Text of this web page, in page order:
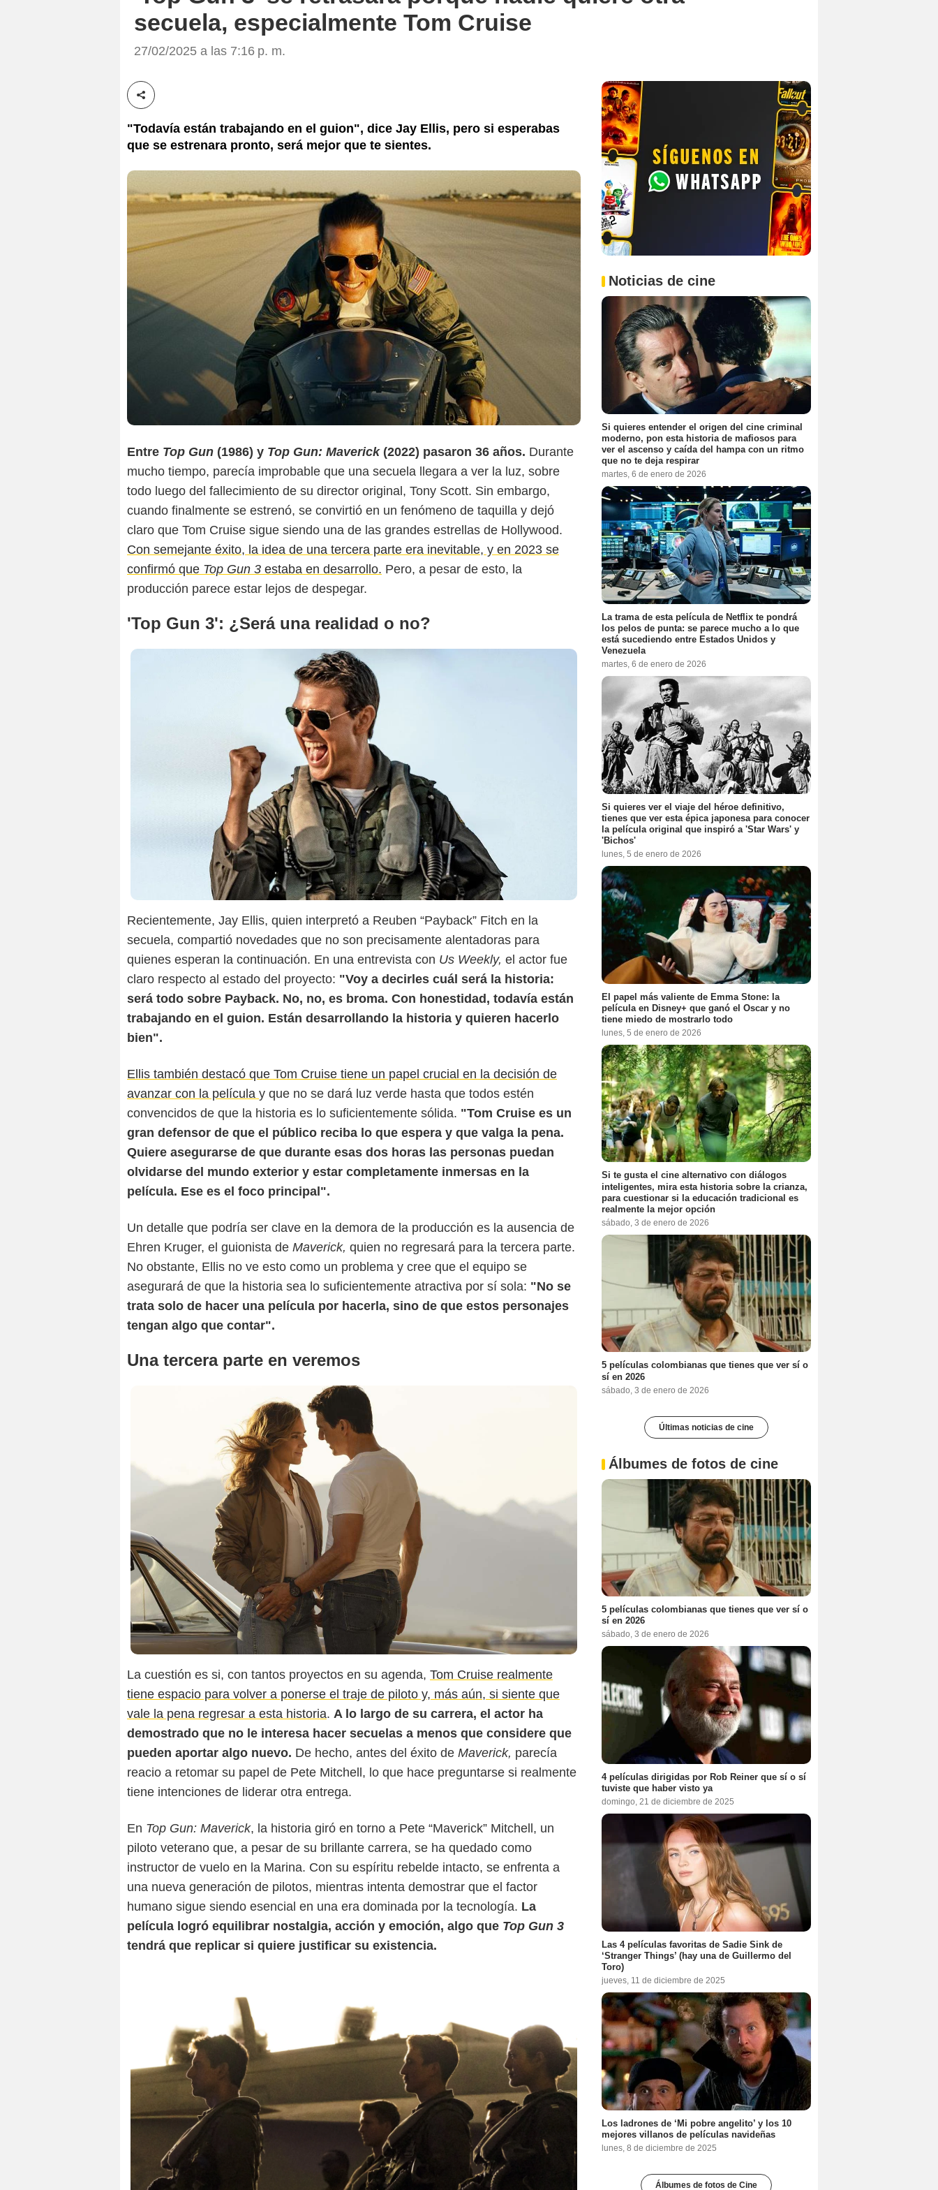
secuela, especialmente Tom Cruise
27/02/2025 a las 7:16 p. m.
Compartir esta noticia
"Todavía están trabajando en el guion", dice Jay Ellis, pero si esperabas
que se estrenara pronto, será mejor que te sientes.
Entre Top Gun (1986) y Top Gun: Maverick(2022) pasaron 36 años. Durante
mucho tiempo, parecía improbable que una secuela llegara a ver la luz, sobre
todo luego del fallecimiento de su director original, Tony Scott. Sin embargo,
cuando finalmente se estrenó, se convirtió en un fenómeno de taquilla y dejó
claro que Tom Cruise sigue siendo una de las grandes estrellas de Hollywood.
Con semejante éxito, la idea de una tercera parte era inevitable, y en 2023 se
confirmó que Top Gun 3 estaba en desarrollo. Pero, a pesar de esto, la
producción parece estar lejos de despegar.
'Top Gun 3': ¿Será una realidad o no?
Aleteia
Recientemente, Jay Ellis, quien interpretó a Reuben “Payback” Fitch en la
secuela, compartió novedades que no son precisamente alentadoras para
quienes esperan la continuación. En una entrevista con Us Weekly, el actor fue
claro respecto al estado del proyecto: "Voy a decirles cuál será la historia:
será todo sobre Payback. No, no, es broma. Con honestidad, todavía están
trabajando en el guion. Están desarrollando la historia y quieren hacerlo
bien".
Ellis también destacó que Tom Cruise tiene un papel crucial en la decisión de
avanzar con la película y que no se dará luz verde hasta que todos estén
convencidos de que la historia es lo suficientemente sólida. "Tom Cruise es un
gran defensor de que el público reciba lo que espera y que valga la pena.
Quiere asegurarse de que durante esas dos horas las personas puedan
olvidarse del mundo exterior y estar completamente inmersas en la
película. Ese es el foco principal".
Un detalle que podría ser clave en la demora de la producción es la ausencia de
Ehren Kruger, el guionista de Maverick, quien no regresará para la tercera parte.
No obstante, Ellis no ve esto como un problema y cree que el equipo se
asegurará de que la historia sea lo suficientemente atractiva por sí sola: "No se
trata solo de hacer una película por hacerla, sino de que estos personajes
tengan algo que contar".
Una tercera parte en veremos
La cuestión es si, con tantos proyectos en su agenda, Tom Cruise realmente
tiene espacio para volver a ponerse el traje de piloto y, más aún, si siente que
vale la pena regresar a esta historia. A lo largo de su carrera, el actor ha
demostrado que no le interesa hacer secuelas a menos que considere que
pueden aportar algo nuevo. De hecho, antes del éxito de Maverick, parecía
reacio a retomar su papel de Pete Mitchell, lo que hace preguntarse si realmente
tiene intenciones de liderar otra entrega.
En Top Gun: Maverick, la historia giró en torno a Pete “Maverick” Mitchell, un
piloto veterano que, a pesar de su brillante carrera, se ha quedado como
instructor de vuelo en la Marina. Con su espíritu rebelde intacto, se enfrenta a
una nueva generación de pilotos, mientras intenta demostrar que el factor
humano sigue siendo esencial en una era dominada por la tecnología. La
película logró equilibrar nostalgia, acción y emoción, algo que Top Gun 3
tendrá que replicar si quiere justificar su existencia.
GQ
Noticias de cine
Si quieres entender el origen del cine criminal
moderno, pon esta historia de mafiosos para
ver el ascenso y caída del hampa con un ritmo
que no te deja respirar
martes, 6 de enero de 2026
La trama de esta película de Netflix te pondrá
los pelos de punta: se parece mucho a lo que
está sucediendo entre Estados Unidos y
Venezuela
martes, 6 de enero de 2026
Si quieres ver el viaje del héroe definitivo,
tienes que ver esta épica japonesa para conocer
la película original que inspiró a 'Star Wars' y
'Bichos'
lunes, 5 de enero de 2026
El papel más valiente de Emma Stone: la
película en Disney+ que ganó el Oscar y no
tiene miedo de mostrarlo todo
lunes, 5 de enero de 2026
Si te gusta el cine alternativo con diálogos
inteligentes, mira esta historia sobre la crianza,
para cuestionar si la educación tradicional es
realmente la mejor opción
sábado, 3 de enero de 2026
5 películas colombianas que tienes que ver sí o
sí en 2026
sábado, 3 de enero de 2026
Últimas noticias de cine
Álbumes de fotos de cine
5 películas colombianas que tienes que ver sí o
sí en 2026
sábado, 3 de enero de 2026
4 películas dirigidas por Rob Reiner que sí o sí
tuviste que haber visto ya
domingo, 21 de diciembre de 2025
Las 4 películas favoritas de Sadie Sink de
‘Stranger Things’ (hay una de Guillermo del
Toro)
jueves, 11 de diciembre de 2025
Los ladrones de ‘Mi pobre angelito’ y los 10
mejores villanos de películas navideñas
lunes, 8 de diciembre de 2025
Álbumes de fotos de Cine